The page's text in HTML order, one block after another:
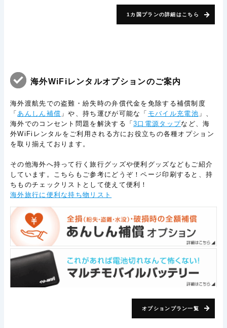
1カ国プランの詳細はこちら
海外WiFiレンタルオプションのご案内
海外渡航先での盗難・紛失時の弁償代金を免除する補償制度
「あんしん補償 」や、持ち運びが可能な「 モバイル充電池 」、
海外でのコンセント問題を解決する「3口電源タップなど、海
外WiFiレンタルをご利用される方にお役立ちの各種オプション
を取り揃えております。
その他海外へ持って行く旅行グッズや便利グッズなどもご紹介
しています。こちらもご参考にどうぞ！ページ印刷すると、持
ちものチェックリストとして使えて便利！
海外旅行に便利な持ち物リスト
オプションプラン一覧